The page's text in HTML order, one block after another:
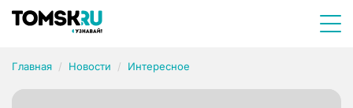
Главная Новости Интересное